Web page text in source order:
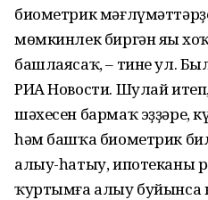
биометрик
мөмкинлек биргән яңы
башлаясаҡ, – тине ул.
РИА Новости. Шулай итеп,
шәхесен бармаҡ эҙҙәре,
һәм башҡа биометрик
алыу-һатыу, ипотеканы
ҡуртымға алыу буйынса